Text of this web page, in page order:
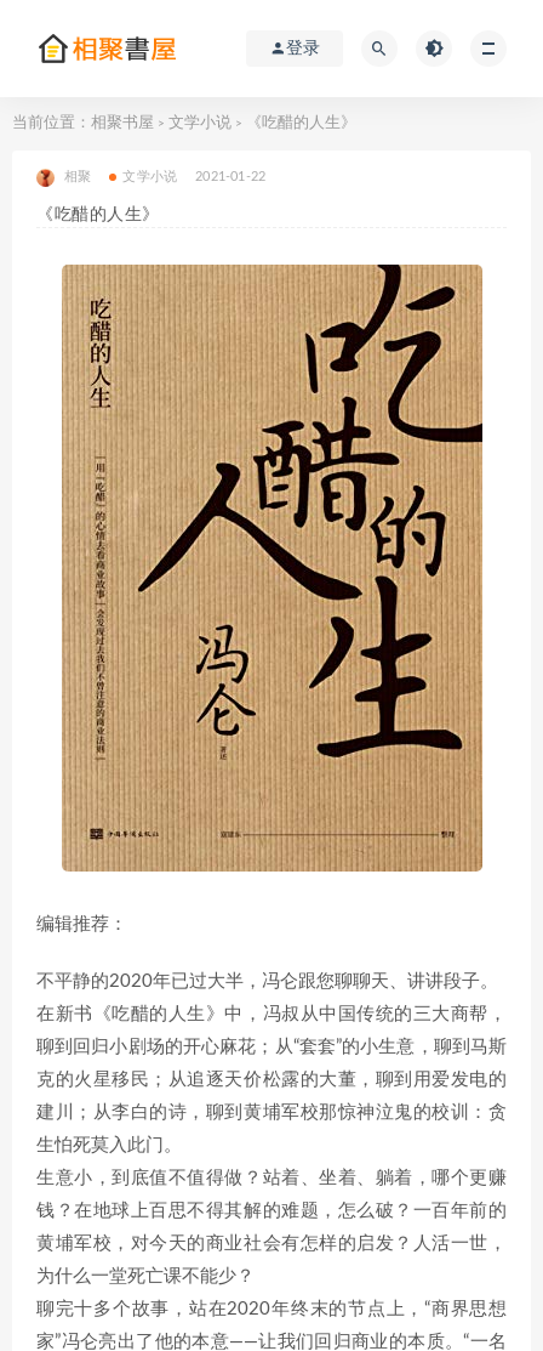
登录
当前位置： 相聚书屋 > 文学小说 > 《吃醋的人生》
相聚 文学小说 2021-01-22
《吃醋的人生》
编辑推荐：
不平静的2020年已过大半，冯仑跟您聊聊天、讲讲段子。
在新书《吃醋的人生》中，冯叔从中国传统的三大商帮，
聊到回归小剧场的开心麻花；从“套套”的小生意，聊到马斯
克的火星移民；从追逐天价松露的大董，聊到用爱发电的
建川；从李白的诗，聊到黄埔军校那惊神泣鬼的校训：贪
生怕死莫入此门。
生意小，到底值不值得做？站着、坐着、躺着，哪个更赚
钱？在地球上百思不得其解的难题，怎么破？一百年前的
黄埔军校，对今天的商业社会有怎样的启发？人活一世，
为什么一堂死亡课不能少？
聊完十多个故事，站在2020年终末的节点上，“商界思想
家”冯仑亮出了他的本意——让我们回归商业的本质。“一名